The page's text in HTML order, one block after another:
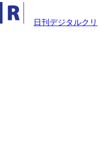
日刊デジタルクリ